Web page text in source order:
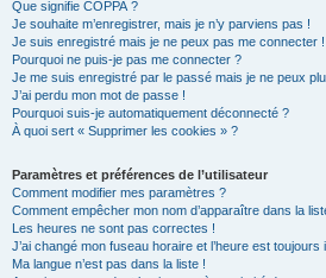
Que signifie COPPA ?
Je souhaite m’enregistrer, mais je n’y parviens pas !
Je suis enregistré mais je ne peux pas me connecter !
Pourquoi ne puis-je pas me connecter ?
Je me suis enregistré par le passé mais je ne peux
J’ai perdu mon mot de passe !
Pourquoi suis-je automatiquement déconnecté ?
À quoi sert « Supprimer les cookies » ?
Paramètres et préférences de l’utilisateur
Comment modifier mes paramètres ?
Comment empêcher mon nom d’apparaître dans la
Les heures ne sont pas correctes !
J’ai changé mon fuseau horaire et l’heure est toujours
Ma langue n’est pas dans la liste !